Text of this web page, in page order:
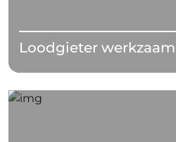
Loodgieter